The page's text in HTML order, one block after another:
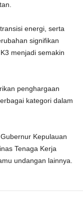
energi, serta
signifikan
menjadi semakin
penghargaan
kategori dalam
Kepulauan
Tenaga Kerja
undangan lainnya.